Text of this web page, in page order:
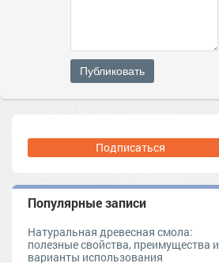
Публиковать
Подписаться
Популярные записи
Натуральная древесная смола:
полезные свойства, преимущества и
варианты использования